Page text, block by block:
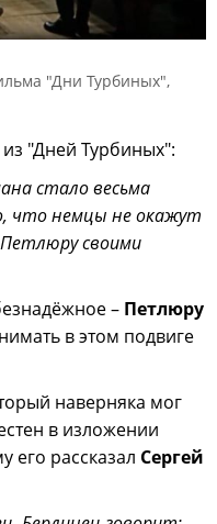
"Дни Турбиных",
"Дней Турбиных":
стало весьма
что немцы не окажут
своими
– Петлюру
в этом подвиге
наверняка мог
в изложении
его рассказал Сергей